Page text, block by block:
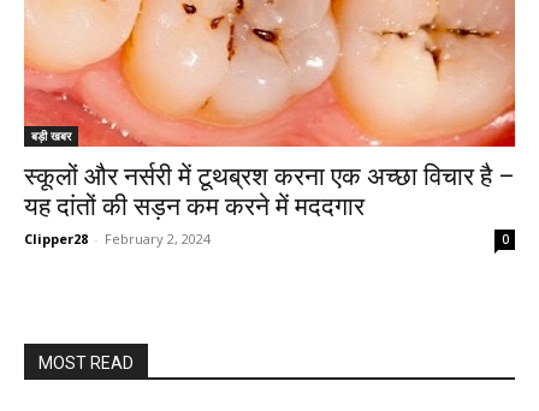
बड़ी खबर
स्कूलों और नर्सरी में टूथब्रश करना एक अच्छा विचार है –
यह दांतों की सड़न कम करने में मददगार
Clipper28 - February 2, 2024 0
MOST READ